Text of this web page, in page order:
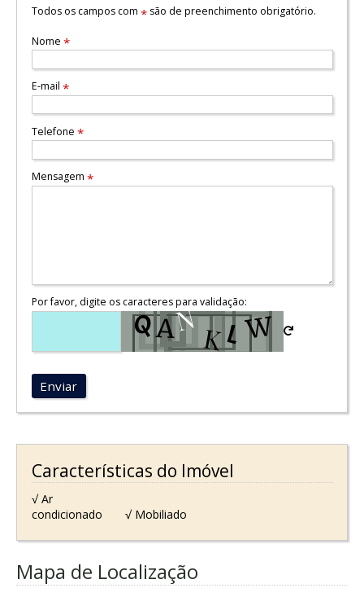
Todos os campos com *são de preenchimento obrigatório.
Nome *
E-mail *
Telefone *
Mensagem *
Por favor, digite os caracteres para validação:
Enviar
Características do Imóvel
√ Ar
condicionado
√ Mobiliado
Mapa de Localização